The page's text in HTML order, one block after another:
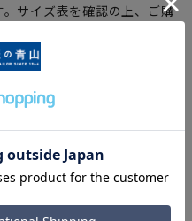
サイズ表を確認の上、ご購
用感や実際のサイズ表に若
。予めご了承ください。
を記載しております。一
、また撮影時の室内外の光
の色味が異なる場合がござ